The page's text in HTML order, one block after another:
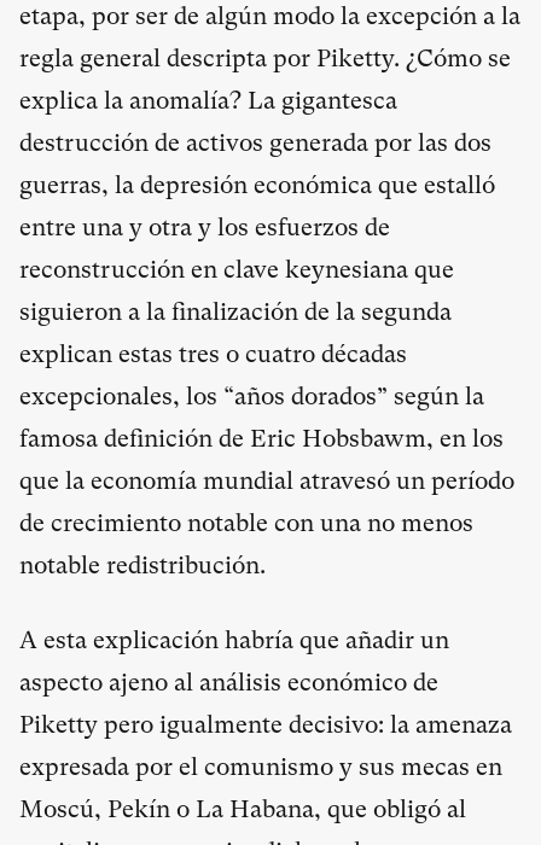
etapa, por ser de algún modo la excepción a la
regla general descripta por Piketty. ¿Cómo se
explica la anomalía? La gigantesca
destrucción de activos generada por las dos
guerras, la depresión económica que estalló
entre una y otra y los esfuerzos de
reconstrucción en clave keynesiana que
siguieron a la finalización de la segunda
explican estas tres o cuatro décadas
excepcionales, los “años dorados” según la
famosa definición de Eric Hobsbawm, en los
que la economía mundial atravesó un período
de crecimiento notable con una no menos
notable redistribución.
A esta explicación habría que añadir un
aspecto ajeno al análisis económico de
Piketty pero igualmente decisivo: la amenaza
expresada por el comunismo y sus mecas en
Moscú, Pekín o La Habana, que obligó al